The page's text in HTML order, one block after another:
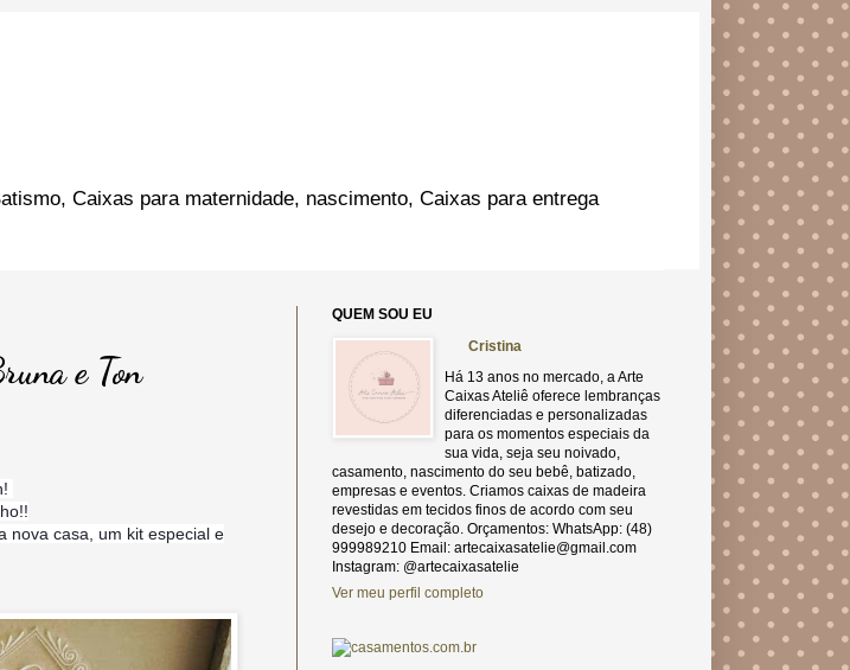
Caixas para maternidade, nascimento, Caixas para entrega
e Ton
nova casa, um kit especial e
QUEM SOU EU
Cristina
Há 13 anos no mercado, a Arte
Caixas Ateliê oferece lembranças
diferenciadas e personalizadas
para os momentos especiais da
sua vida, seja seu noivado,
casamento, nascimento do seu bebê, batizado,
empresas e eventos. Criamos caixas de madeira
revestidas em tecidos finos de acordo com seu
desejo e decoração. Orçamentos: WhatsApp: (48)
999989210 Email: artecaixasatelie@gmail.com
Instagram: @artecaixasatelie
Ver meu perfil completo